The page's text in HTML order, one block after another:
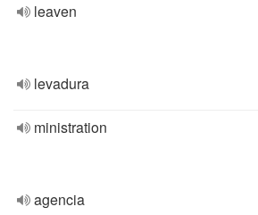
leaven
levadura
ministration
agencia